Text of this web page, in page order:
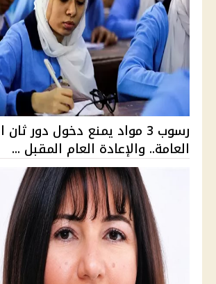
رسوب 3 مواد يمنع دخول دور ثان
العامة.. والإعادة العام المقبل ...